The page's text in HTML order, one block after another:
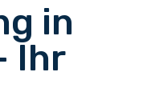
in
Ihr